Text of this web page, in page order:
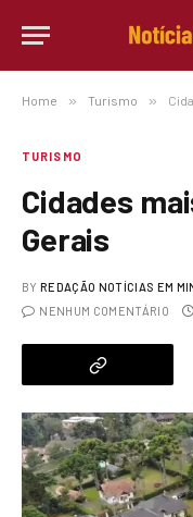
Home » Turismo »
TURISMO
Cidades
Gerais
BY REDAÇÃO NOTÍCIAS EM
NENHUM COMENTÁRIO